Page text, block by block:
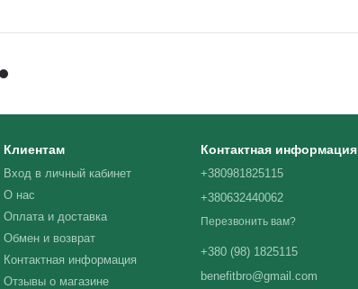
Клиентам
Вход в личный кабинет
О нас
Оплата и доставка
Обмен и возврат
Контактная информация
Отзывы о магазине
Контактная информация
+380981825115
+380632440062
Перезвонить вам?
+380 (98) 1825115
benefitbro@gmail.com